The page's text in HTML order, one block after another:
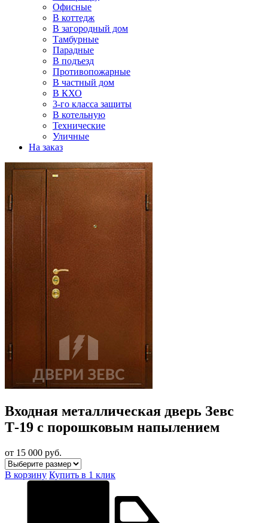
Офисные
В коттедж
В загородный дом
Тамбурные
Парадные
В подъезд
Противопожарные
В частный дом
В КХО
3-го класса защиты
В котельную
Технические
Уличные
На заказ
Входная металлическая дверь Зевс
Т-19 с порошковым напылением
от 15 000 руб.
В корзину Купить в 1 клик